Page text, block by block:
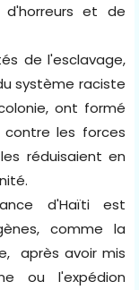
et de
de l'esclavage,
système raciste
ont formé
les forces
réduisaient en
d'Haïti est
comme la
après avoir mis
ou l'expédion